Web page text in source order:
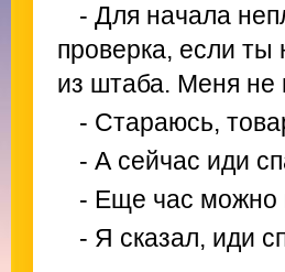
- Для начала
проверка, если ты
из штаба. Меня не
- Стараюсь,
- А сейчас иди
- Еще час можно
- Я сказал, иди